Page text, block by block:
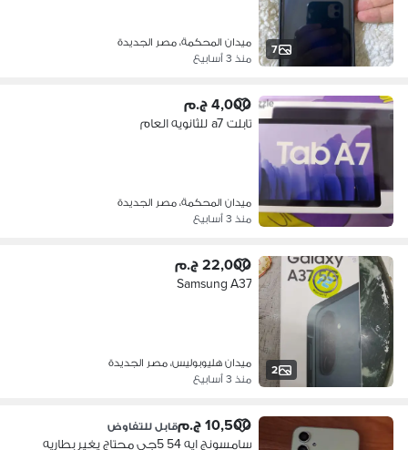
7
ميدان المحكمة، مصر الجديدة
منذ 3 أسابيع
4,000 ج.م
تابلت a7 للثانويه العام
ميدان المحكمة، مصر الجديدة
منذ 3 أسابيع
2
22,000 ج.م
Samsung A37
ميدان هليوبوليس، مصر الجديدة
منذ 3 أسابيع
10,500 ج.م قابل للتفاوض
سامسونج ايه 54 5جي محتاج يغير بطاريه